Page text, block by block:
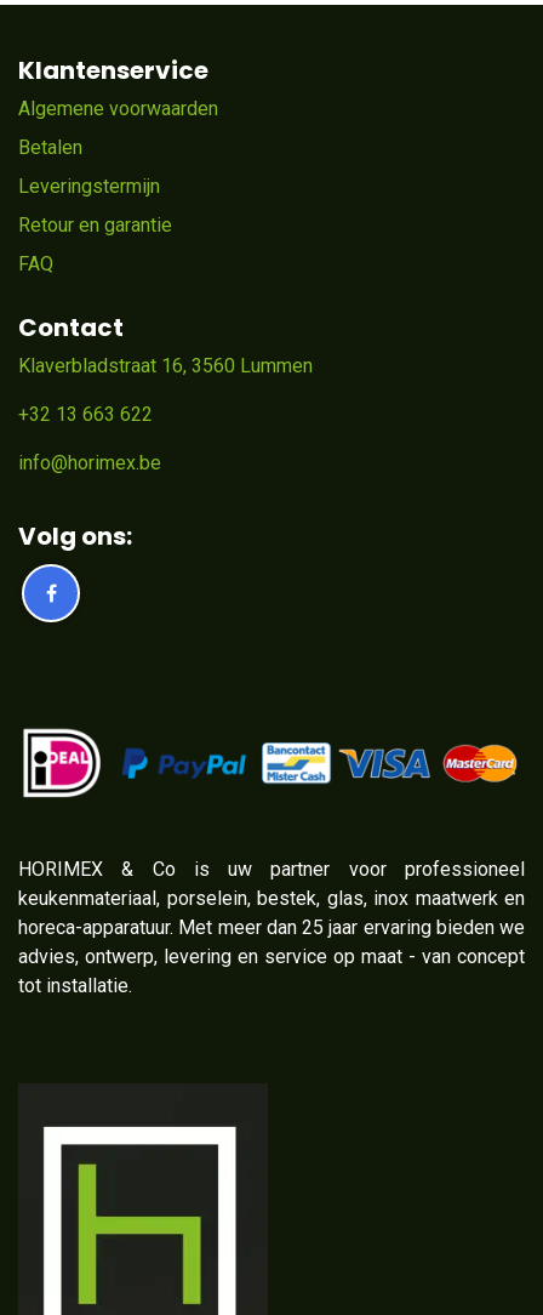
Klantenservice
Algemene voorwaarden
Betalen
Leveringstermijn
Retour en garantie
FAQ
Contact
Klaverbladstraat 16, 3560 Lummen
+32 13 663 622
info@horimex.be
Volg ons:
​HORIMEX & Co is uw partner voor professioneel
keukenmateriaal, porselein, bestek, glas, inox maatwerk en
horeca-apparatuur. Met meer dan 25 jaar ervaring bieden we
advies, ontwerp, levering en service op maat - van concept
tot installatie.